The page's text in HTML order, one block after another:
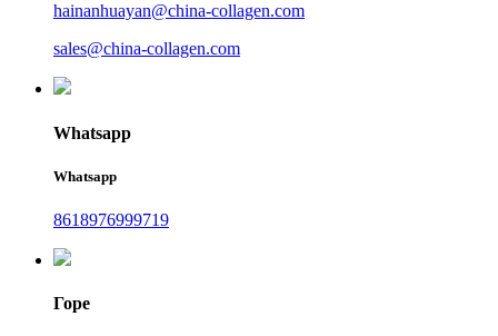
hainanhuayan@china-collagen.com
sales@china-collagen.com
Whatsapp
Whatsapp
8618976999719
Горе